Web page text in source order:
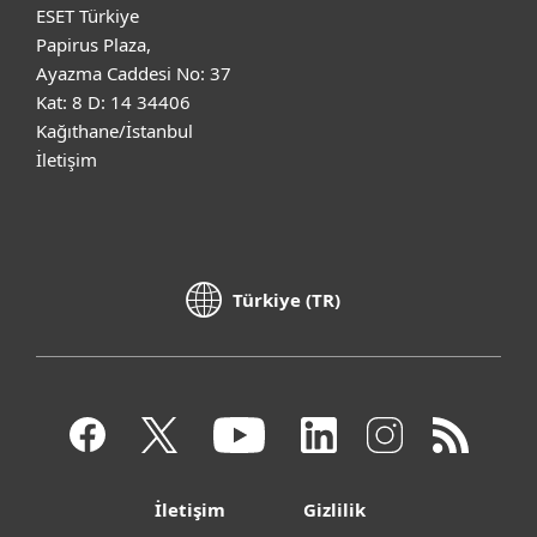
ESET Türkiye
Papirus Plaza,
Ayazma Caddesi No: 37
Kat: 8 D: 14 34406
Kağıthane/İstanbul
İletişim
Türkiye (TR)
İletişim
Gizlilik